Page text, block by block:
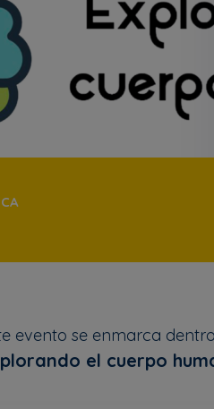
evento se enmarca
el cuerpo